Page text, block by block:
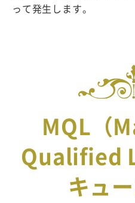
って発生します。
MQL（
Qualified
キュー